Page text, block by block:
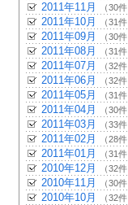
2011年11月 （30件
2011年10月 （31件
2011年09月 （30件
2011年08月 （31件
2011年07月 （32件
2011年06月 （32件
2011年05月 （31件
2011年04月 （30件
2011年03月 （33件
2011年02月 （28件
2011年01月 （31件
2010年12月 （32件
2010年11月 （30件
2010年10月 （32件